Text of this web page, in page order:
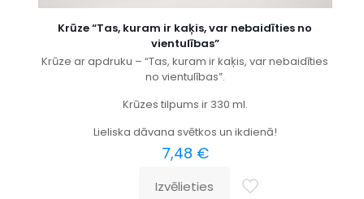
Krūze “Tas, kuram ir kaķis, var nebaidīties no
vientulības”
Krūze ar apdruku – “Tas, kuram ir kaķis, var nebaidīties
no vientulības”.
Krūzes tilpums ir 330 ml.
Lieliska dāvana svētkos un ikdienā!
7,48 €
Izvēlieties